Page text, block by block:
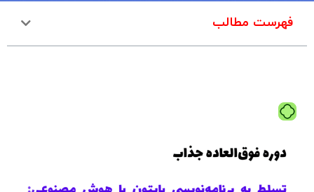
فهرست مطالب